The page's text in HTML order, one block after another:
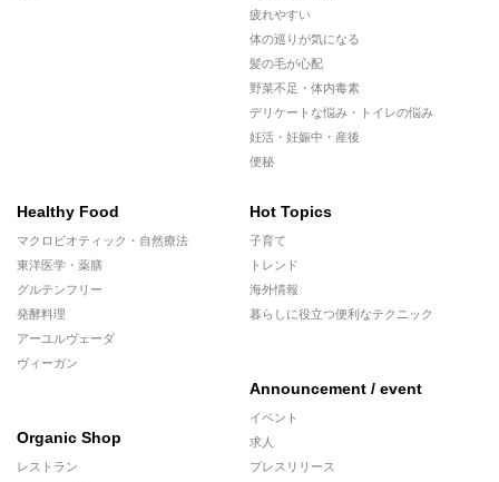
疲れやすい
体の巡りが気になる
髪の毛が心配
野菜不足・体内毒素
デリケートな悩み・トイレの悩み
妊活・妊娠中・産後
便秘
Healthy Food
マクロビオティック・自然療法
東洋医学・薬膳
グルテンフリー
発酵料理
アーユルヴェーダ
ヴィーガン
Organic Shop
レストラン
Hot Topics
子育て
トレンド
海外情報
暮らしに役立つ便利なテクニック
Announcement / event
イベント
求人
プレスリリース